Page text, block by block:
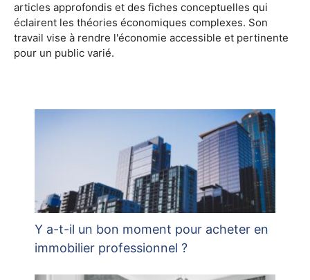
articles approfondis et des fiches conceptuelles qui
éclairent les théories économiques complexes. Son
travail vise à rendre l'économie accessible et pertinente
pour un public varié.
Y a-t-il un bon moment pour acheter en
immobilier professionnel ?